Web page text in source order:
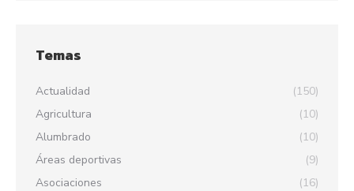
Temas
Actualidad
(150)
Agricultura
(10)
Alumbrado
(10)
Áreas deportivas
(9)
Asociaciones
(16)